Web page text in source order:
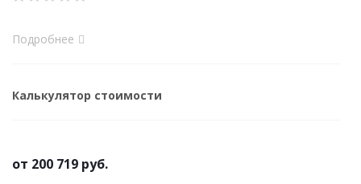
Подробнее
Калькулятор стоимости
от 200 719 руб.